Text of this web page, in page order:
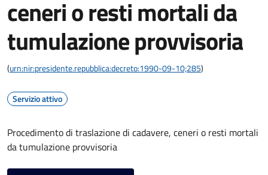
ceneri o resti mortali da
tumulazione provvisoria
(urn:nir:presidente.repubblica:decreto:1990-09-10;285)
Servizio attivo
Procedimento di traslazione di cadavere, ceneri o resti mortali
da tumulazione provvisoria